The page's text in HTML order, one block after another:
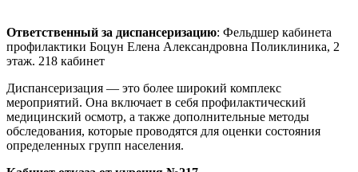
Ответственный за диспансеризацию: Фельдшер кабинета
профилактики Боцун Елена Александровна Поликлиника, 2
этаж. 218 кабинет
Диспансеризация — это более широкий комплекс
мероприятий. Она включает в себя профилактический
медицинский осмотр, а также дополнительные методы
обследования, которые проводятся для оценки состояния
определенных групп населения.